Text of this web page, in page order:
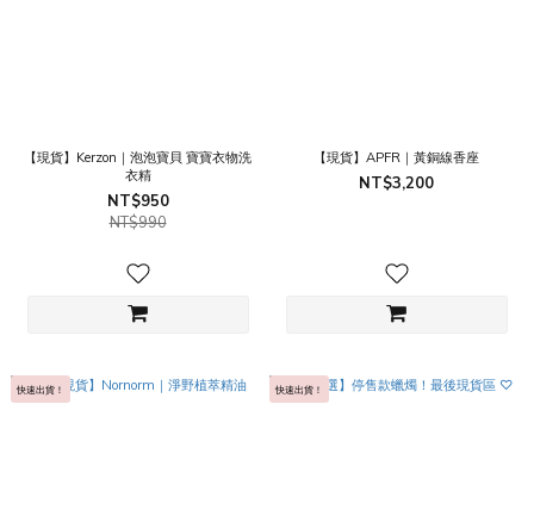
【現貨】Kerzon｜泡泡寶貝 寶寶衣物洗
衣精
NT$950
NT$990
【現貨】APFR｜黃銅線香座
NT$3,200
快速出貨！ 快速出貨！